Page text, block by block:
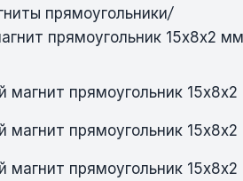
прямоугольники/
прямоугольник 15х8х2 мм